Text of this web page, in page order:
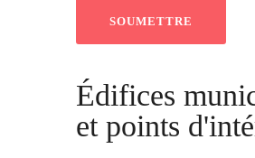
Édifices
et points